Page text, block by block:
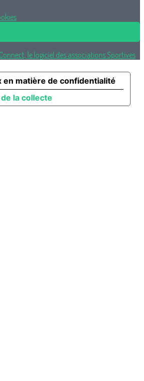
le logiciel des associations Sportives
la collecte
en matière de confidentialité